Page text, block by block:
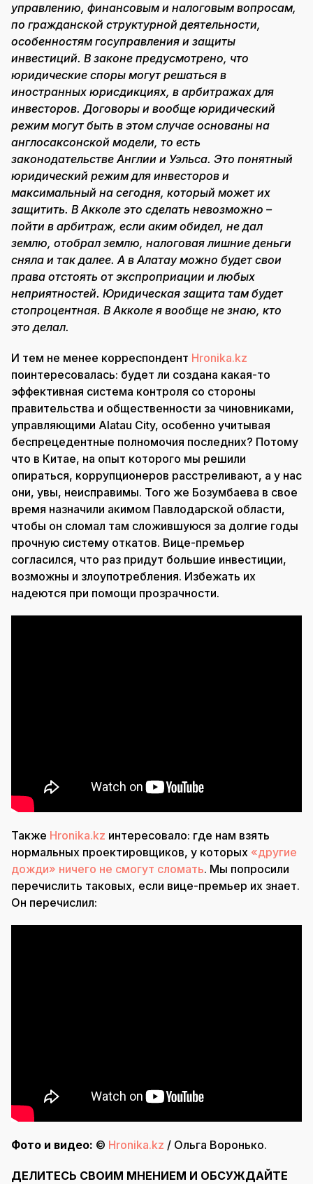
управлению, финансовым и налоговым вопросам,
по гражданской структурной деятельности,
особенностям госуправления и защиты
инвестиций. В законе предусмотрено, что
юридические споры могут решаться в
иностранных юрисдикциях, в арбитражах для
инвесторов. Договоры и вообще юридический
режим могут быть в этом случае основаны на
англосаксонской модели, то есть
законодательстве Англии и Уэльса. Это понятный
юридический режим для инвесторов и
максимальный на сегодня, который может их
защитить. В Акколе это сделать невозможно –
пойти в арбитраж, если аким обидел, не дал
землю, отобрал землю, налоговая лишние деньги
сняла и так далее. А в Алатау можно будет свои
права отстоять от экспроприации и любых
неприятностей. Юридическая защита там будет
стопроцентная. В Акколе я вообще не знаю, кто
это делал.
И тем не менее корреспондент Hronika.kz
поинтересовалась: будет ли создана какая-то
эффективная система контроля со стороны
правительства и общественности за чиновниками,
управляющими Alatau City, особенно учитывая
беспрецедентные полномочия последних? Потому
что в Китае, на опыт которого мы решили
опираться, коррупционеров расстреливают, а у нас
они, увы, неисправимы. Того же Бозумбаева в свое
время назначили акимом Павлодарской области,
чтобы он сломал там сложившуюся за долгие годы
прочную систему откатов. Вице-премьер
согласился, что раз придут большие инвестиции,
возможны и злоупотребления. Избежать их
надеются при помощи прозрачности.
Также Hronika.kz интересовало: где нам взять
нормальных проектировщиков, у которых «другие
дожди» ничего не смогут сломать. Мы попросили
перечислить таковых, если вице-премьер их знает.
Он перечислил:
Фото и видео: © Hronika.kz / Ольга Воронько.
ДЕЛИТЕСЬ СВОИМ МНЕНИЕМ И ОБСУЖДАЙТЕ